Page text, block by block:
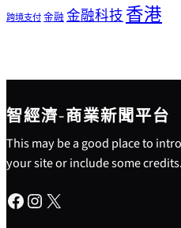
跨境支付金融 金融科技 香港
智經濟-商業新聞平台
This may be a good place to
your site or include some credits.
Facebook Instagram X